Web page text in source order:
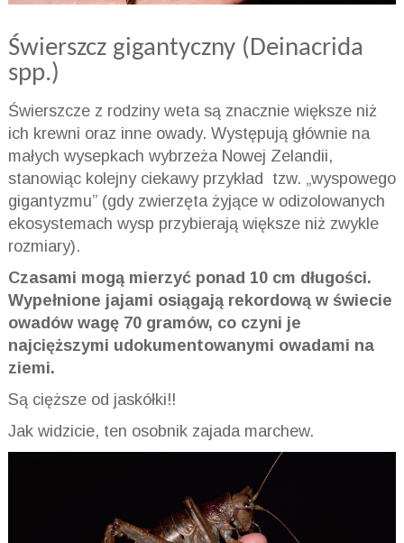
Świerszcz gigantyczny (Deinacrida
spp.)
Świerszcze z rodziny weta są znacznie większe niż
ich krewni oraz inne owady. Występują głównie na
małych wysepkach wybrzeża Nowej Zelandii,
stanowiąc kolejny ciekawy przykład tzw. „wyspowego
gigantyzmu” (gdy zwierzęta żyjące w odizolowanych
ekosystemach wysp przybierają większe niż zwykle
rozmiary).
Czasami mogą mierzyć ponad 10 cm długości.
Wypełnione jajami osiągają rekordową w świecie
owadów wagę 70 gramów, co czyni je
najcięższymi udokumentowanymi owadami na
ziemi.
Są cięższe od jaskółki!!
Jak widzicie, ten osobnik zajada marchew.